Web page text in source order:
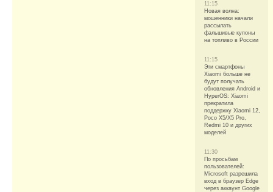
11:15
Новая волна:
мошенники начали
рассылать
фальшивые купоны
на топливо в России
11:15
Эти смартфоны
Xiaomi больше не
будут получать
обновления Android и
HyperOS: Xiaomi
прекратила
поддержку Xiaomi 12,
Poco X5/X5 Pro,
Redmi 10 и других
моделей
11:30
По просьбам
пользователей:
Microsoft разрешила
вход в браузер Edge
через аккаунт Google